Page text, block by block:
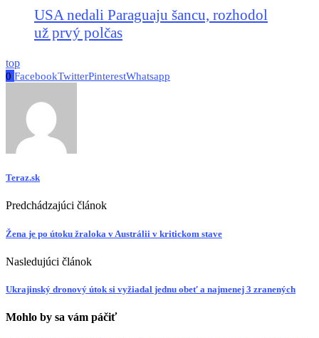
USA nedali Paraguaju šancu, rozhodol
už prvý polčas
top
0 FacebookTwitterPinterestWhatsapp
Teraz.sk
Predchádzajúci článok
Žena je po útoku žraloka v Austrálii v kritickom stave
Nasledujúci článok
Ukrajinský dronový útok si vyžiadal jednu obeť a najmenej 3 zranených
Mohlo by sa vám páčiť